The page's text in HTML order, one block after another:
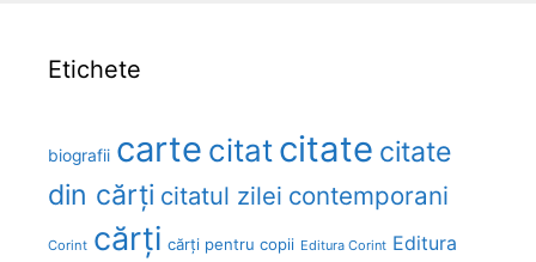
Etichete
biografii carte citatcitate citate
din cărți citatul zilei contemporani
Corint cărți cărți pentru copii Editura Corint Editura